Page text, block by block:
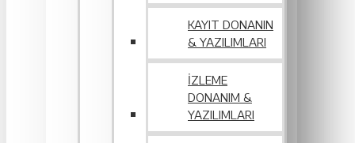
KAYIT DONANIN
& YAZILIMLARI
İZLEME
DONANIM &
YAZILIMLARI